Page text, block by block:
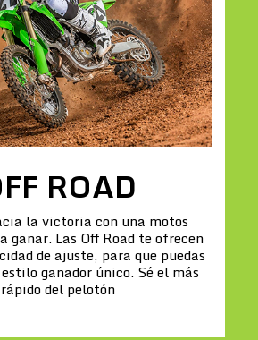
ROAD
la victoria con una motos
ganar. Las Off Road te ofrecen
de ajuste, para que puedas
ganador único. Sé el más
rápido del pelotón